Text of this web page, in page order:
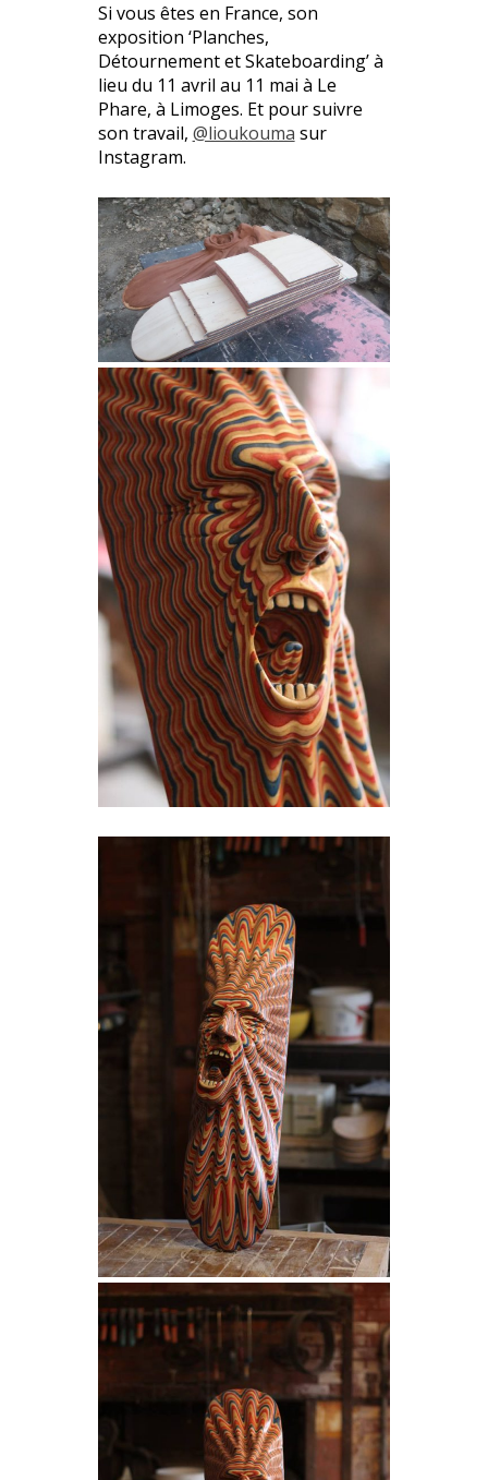
Si vous êtes en France, son
exposition ‘Planches,
Détournement et Skateboarding’ à
lieu du 11 avril au 11 mai à Le
Phare, à Limoges. Et pour suivre
son travail, @lioukouma sur
Instagram.